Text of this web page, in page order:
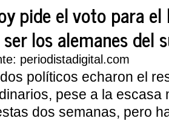
pide el voto para
los alemanes del
periodistadigital.com
políticos echaron el
pese a la escasa
dos semanas, pero